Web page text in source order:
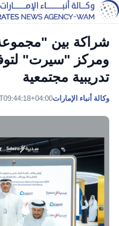
شراكة بين
ومركز "سيرت"
تدريبية مجتمعية
وكالة أنباء الإمارات